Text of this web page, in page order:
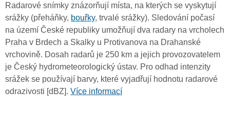
Radarové snímky znázorňují místa, na kterých se vyskytují
srážky (přeháňky, bouřky, trvalé srážky). Sledování počasí
na území České republiky umožňují dva radary na vrcholech
Praha v Brdech a Skalky u Protivanova na Drahanské
vrchovině. Dosah radarů je 250 km a jejich provozovatelem
je Český hydrometeorologický ústav. Pro odhad intenzity
srážek se používají barvy, které vyjadřují hodnotu radarové
odrazivosti [dBZ]. Více informací